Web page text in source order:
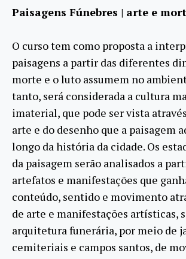
Paisagens Fúnebres | arte e
O curso tem como proposta a
paisagens a partir das diferentes
morte e o luto assumem no
tanto, será considerada a cultura
imaterial, que pode ser vista
arte e do desenho que a paisagem
longo da história da cidade. Os
da paisagem serão analisados a
artefatos e manifestações que
conteúdo, sentido e movimento
de arte e manifestações artísticas,
arquitetura funerária, por meio de
cemiteriais e campos santos, de